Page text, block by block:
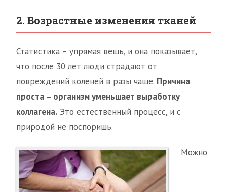
2. Возрастные изменения тканей
Статистика – упрямая вещь, и она показывает,
что после 30 лет люди страдают от
повреждений коленей в разы чаще. Причина
проста – организм уменьшает выработку
коллагена. Это естественный процесс, и с
природой не поспоришь.
Можно